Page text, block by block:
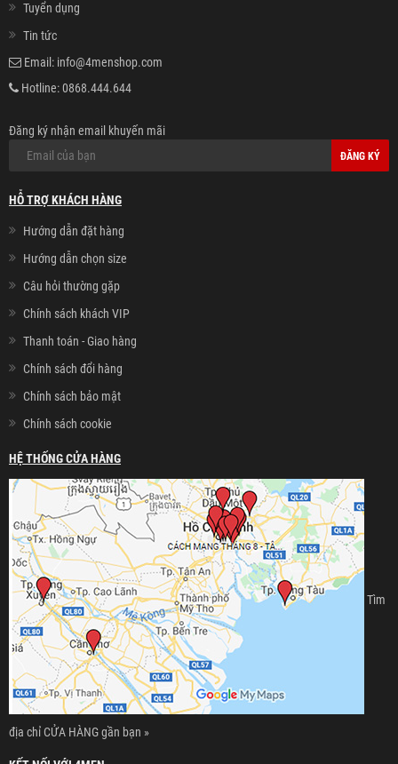
Tuyển dụng
Tin tức
Email: info@4menshop.com
Hotline:0868.444.644
Đăng ký nhận email khuyến mãi
ĐĂNG KÝ
HỖ TRỢ KHÁCH HÀNG
Hướng dẫn đặt hàng
Hướng dẫn chọn size
Câu hỏi thường gặp
Chính sách khách VIP
Thanh toán - Giao hàng
Chính sách đổi hàng
Chính sách bảo mật
Chính sách cookie
HỆ THỐNG CỬA HÀNG
Tìm
địa chỉ CỬA HÀNG gần bạn »